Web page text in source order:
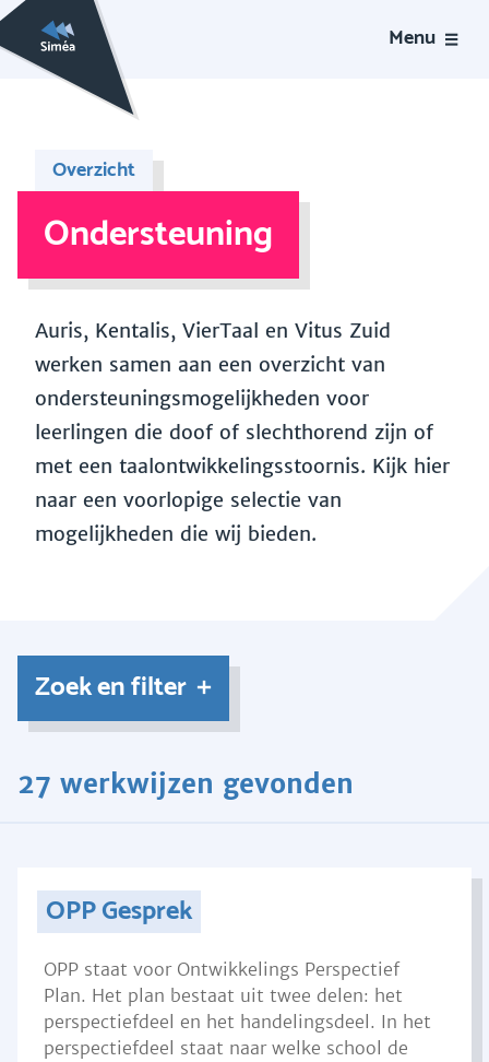
Menu
Overzicht
Ondersteuning
Auris, Kentalis, VierTaal en Vitus Zuid
werken samen aan een overzicht van
ondersteuningsmogelijkheden voor
leerlingen die doof of slechthorend zijn of
met een taalontwikkelingsstoornis. Kijk hier
naar een voorlopige selectie van
mogelijkheden die wij bieden.
Zoek en filter
27 werkwijzen gevonden
OPP Gesprek
OPP staat voor Ontwikkelings Perspectief
Plan. Het plan bestaat uit twee delen: het
perspectiefdeel en het handelingsdeel. In het
perspectiefdeel staat naar welke school de